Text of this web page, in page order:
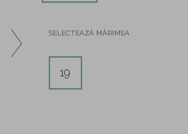
SELECTEAZĂ MĂRIMEA
19